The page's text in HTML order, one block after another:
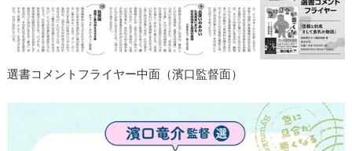
選書コメントフライヤー中面（濱口監督面）